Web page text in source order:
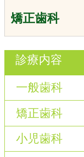
矯正歯科
診療内容
一般歯科
矯正歯科
小児歯科